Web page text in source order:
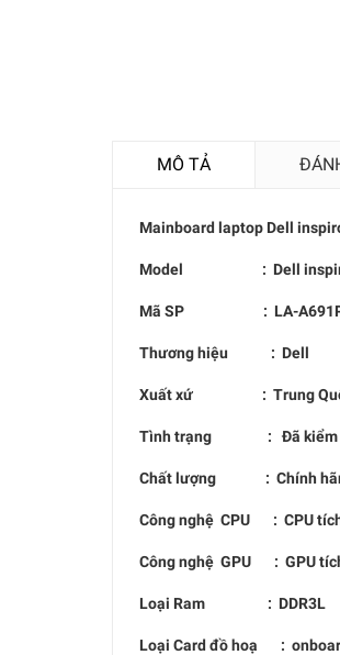
MÔ TẢ
Mainboard laptop Dell
Model : Dell
Mã SP : LA-
Thương hiệu : Dell
Xuất xứ : Trung
Tình trạng : Đã kiểm tra
Chất lượng : Chính hãng -
Công nghệ CPU : CPU
Công nghệ GPU : GPU
Loại Ram : DDR3L
Loại Card đồ hoạ :